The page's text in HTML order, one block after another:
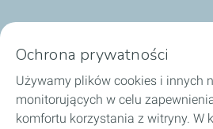
Dobierz olej
Porady i wskazówki
Ochrona prywatności
Używamy plików cookies i innych
monitorujących w celu
komfortu korzystania z witryny. W